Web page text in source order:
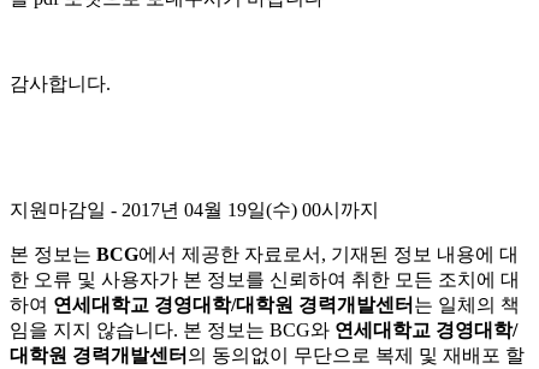
감사합니다.
지원마감일 - 2017년 04월 19일(수) 00시까지
본 정보는 BCG에서 제공한 자료로서, 기재된 정보 내용에 대
한 오류 및 사용자가 본 정보를 신뢰하여 취한 모든 조치에 대
하여 연세대학교 경영대학/대학원 경력개발센터 는 일체의 책
임을 지지 않습니다. 본 정보는 BCG와 연세대학교 경영대학/
대학원 경력개발센터 의 동의없이 무단으로 복제 및 재배포 할